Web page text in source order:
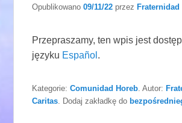
Opublikowano09/11/22 przezFraternidad
Przepraszamy, ten wpis jest
języku Español .
Kategorie:Comunidad Horeb . Autor:
Caritas . Dodaj zakładkę do